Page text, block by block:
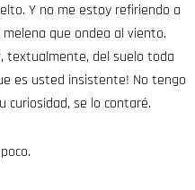
Y no me estoy refiriendo a
que ondea al viento.
textualmente, del suelo toda
es usted insistente! No tengo
curiosidad, se lo contaré.